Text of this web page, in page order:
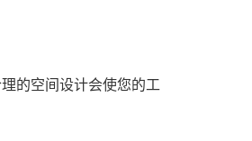
的空间设计会使您的工